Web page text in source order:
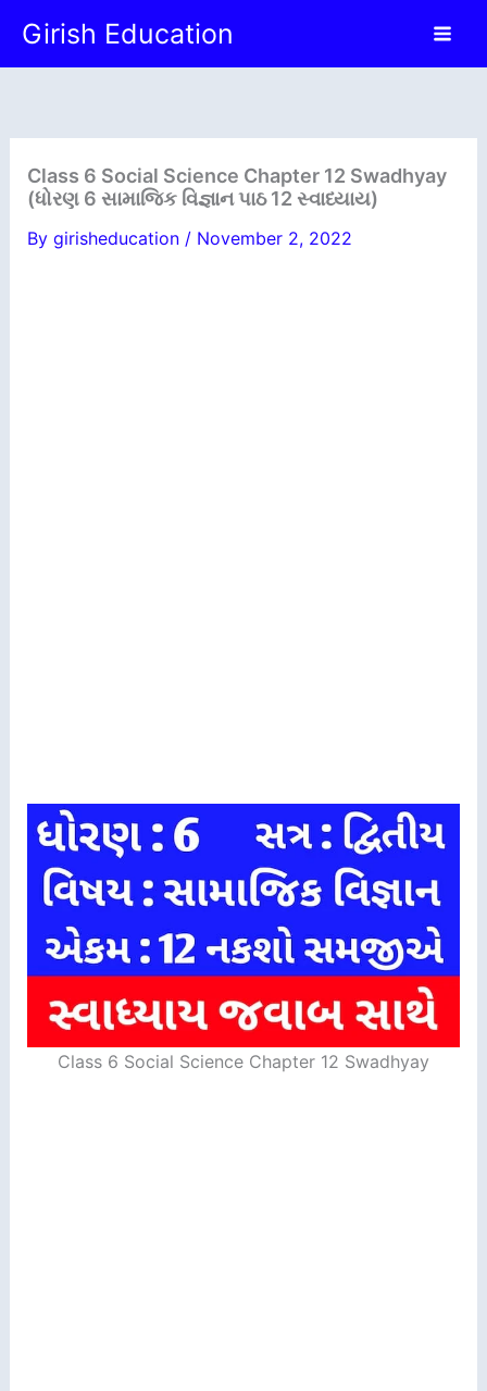
content
Girish Education
Class 6 Social Science Chapter 12 Swadhyay
(ધોરણ 6 સામાજિક વિજ્ઞાન પાઠ 12 સ્વાધ્યાય)
By girisheducation / November 2, 2022
Class 6 Social Science Chapter 12 Swadhyay